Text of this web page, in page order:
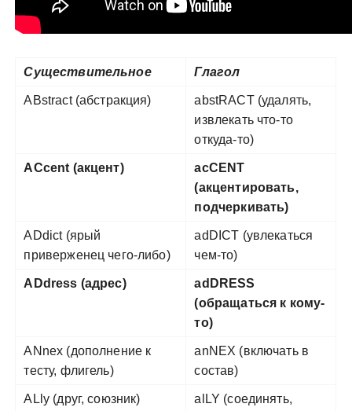
Существительное Глагол
ABstract (абстракция)
abstRACT (удалять,
извлекать что-то
откуда-то)
ACcent (акцент)
acCENT
(акцентировать,
подчеркивать)
ADdict (ярый
приверженец чего-либо)
adDICT (увлекаться
чем-то)
ADdress (адрес)
adDRESS
(обращаться к кому-
то)
ANnex (дополнение к
тесту, флигель)
anNEX (включать в
состав)
ALly (друг, союзник)
alLY (соединять,